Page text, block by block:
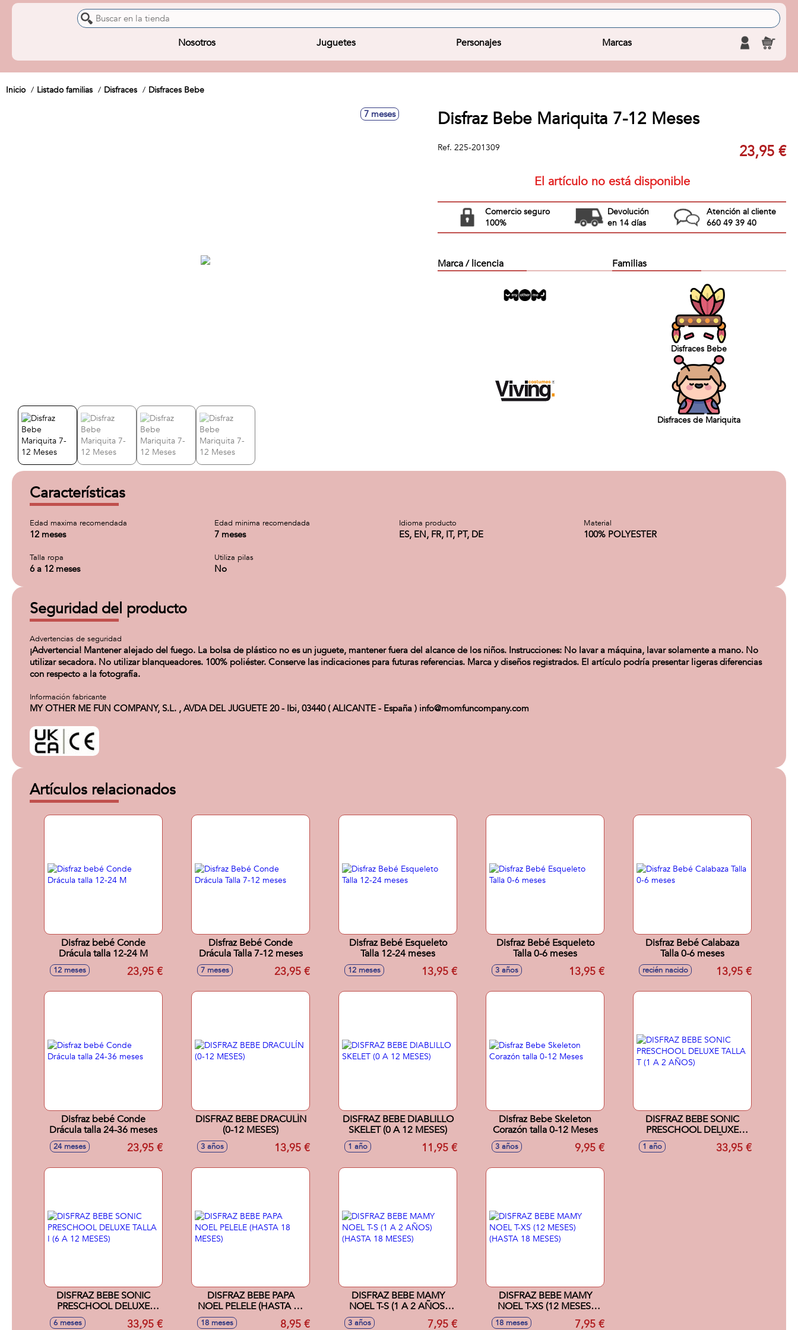
Nosotros Juguetes Personajes Marcas
Inicio Listado familias Disfraces Disfraces Bebe
7 meses Disfraz Bebe Mariquita 7-12 Meses
Ref. 225-201309 23,95 €
El artículo no está disponible
Comercio seguro
100%
Devolución
en 14 días
Atención al cliente
660 49 39 40
Marca / licencia Familias
Disfraces Bebe
Disfraces de Mariquita
Características
Edad maxima recomendada
12 meses
Edad minima recomendada
7 meses
Idioma producto
ES, EN, FR, IT, PT, DE
Material
100% POLYESTER
Talla ropa
6 a 12 meses
Utiliza pilas
No
Seguridad del producto
Advertencias de seguridad
¡Advertencia! Mantener alejado del fuego. La bolsa de plástico no es un juguete, mantener fuera del alcance de los niños. Instrucciones: No lavar a máquina, lavar solamente a mano. No
utilizar secadora. No utilizar blanqueadores. 100% poliéster. Conserve las indicaciones para futuras referencias. Marca y diseños registrados. El artículo podría presentar ligeras diferencias
con respecto a la fotografía.
Información fabricante
MY OTHER ME FUN COMPANY, S.L. , AVDA DEL JUGUETE 20 - Ibi, 03440 ( ALICANTE - España ) info@momfuncompany.com
Artículos relacionados
Disfraz bebé Conde
Drácula talla 12-24 M
12 meses 23,95 €
Disfraz Bebé Conde
Drácula Talla 7-12 meses
7 meses 23,95 €
Disfraz Bebé Esqueleto
Talla 12-24 meses
12 meses 13,95 €
Disfraz Bebé Esqueleto
Talla 0-6 meses
3 años 13,95 €
Disfraz Bebé Calabaza
Talla 0-6 meses
recién nacido 13,95 €
Disfraz bebé Conde
Drácula talla 24-36 meses
24 meses 23,95 €
DISFRAZ BEBE DRACULÍN
(0-12 MESES)
3 años 13,95 €
DISFRAZ BEBE DIABLILLO
SKELET (0 A 12 MESES)
1 año 11,95 €
Disfraz Bebe Skeleton
Corazón talla 0-12 Meses
3 años 9,95 €
DISFRAZ BEBE SONIC
PRESCHOOL DELUXE
TALLA T (1 A 2 AÑOS)
1 año 33,95 €
DISFRAZ BEBE SONIC
PRESCHOOL DELUXE
TALLA I (6 A 12 MESES)
6 meses 33,95 €
DISFRAZ BEBE PAPA
NOEL PELELE (HASTA 18
MESES)
18 meses 8,95 €
DISFRAZ BEBE MAMY
NOEL T-S (1 A 2 AÑOS)
(HASTA 18 MESES)
3 años 7,95 €
DISFRAZ BEBE MAMY
NOEL T-XS (12 MESES)
(HASTA 18 MESES)
18 meses 7,95 €